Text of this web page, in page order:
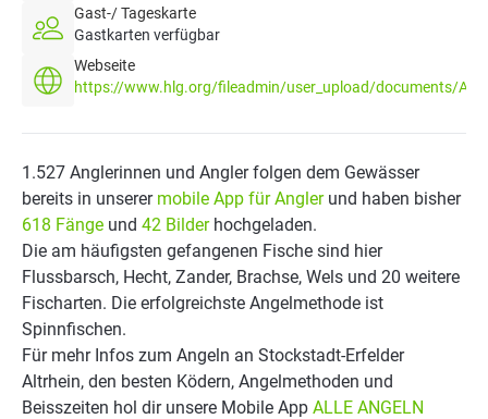
Gast-/ Tageskarte
Gastkarten verfügbar
Webseite
https://www.hlg.org/fileadmin/user_upload/documents/
1.527 Anglerinnen und Angler folgen dem Gewässer
bereits in unserer mobile App für Anglerund haben bisher
618 Fänge und 42 Bilderhochgeladen.
Die am häufigsten gefangenen Fische sind hier
Flussbarsch, Hecht, Zander, Brachse, Wels und 20 weitere
Fischarten. Die erfolgreichste Angelmethode ist
Spinnfischen.
Für mehr Infos zum Angeln an Stockstadt-Erfelder
Altrhein, den besten Ködern, Angelmethoden und
Beisszeiten hol dir unsere Mobile App ALLE ANGELN